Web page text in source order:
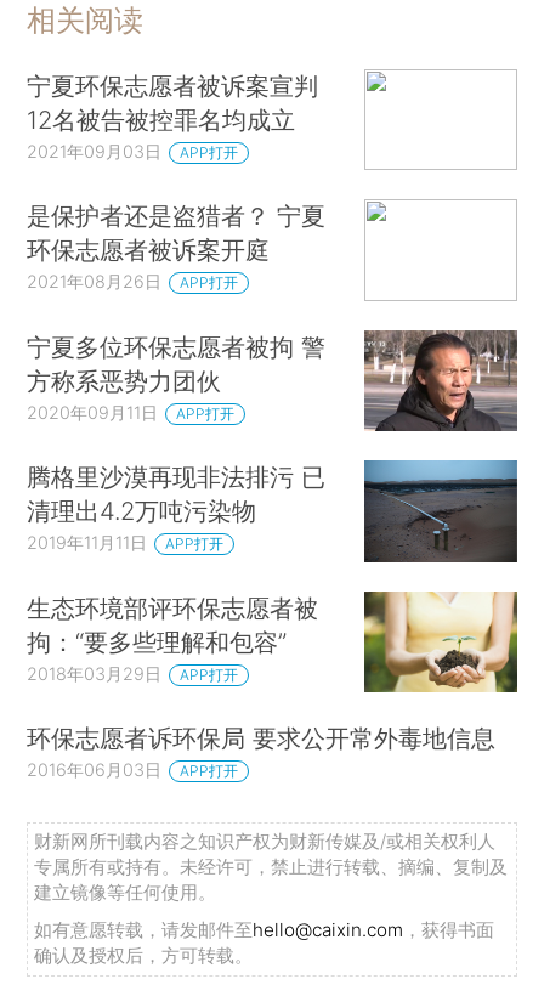
相关阅读
宁夏环保志愿者被诉案宣判
12名被告被控罪名均成立
2021年09月03日 APP打开
是保护者还是盗猎者？ 宁夏
环保志愿者被诉案开庭
2021年08月26日 APP打开
宁夏多位环保志愿者被拘 警
方称系恶势力团伙
2020年09月11日 APP打开
腾格里沙漠再现非法排污 已
清理出4.2万吨污染物
2019年11月11日 APP打开
生态环境部评环保志愿者被
拘：“要多些理解和包容”
2018年03月29日 APP打开
环保志愿者诉环保局 要求公开常外毒地信息
2016年06月03日 APP打开
财新网所刊载内容之知识产权为财新传媒及/或相关权利人
专属所有或持有。未经许可，禁止进行转载、摘编、复制及
建立镜像等任何使用。
如有意愿转载，请发邮件至hello@caixin.com ，获得书面
确认及授权后，方可转载。